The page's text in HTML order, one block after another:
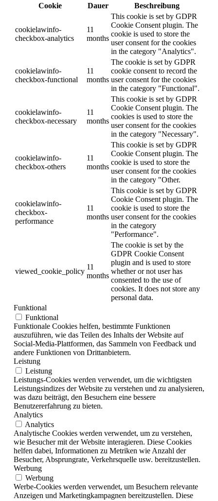
Cookie
Dauer Beschreibung
cookielawinfo-
checkbox-analytics
11
months
This cookie is set by GDPR
Cookie Consent plugin. The
cookie is used to store the
user consent for the cookies
in the category "Analytics".
cookielawinfo-
checkbox-functional
11
months
The cookie is set by GDPR
cookie consent to record the
user consent for the cookies
in the category "Functional".
cookielawinfo-
checkbox-necessary
11
months
This cookie is set by GDPR
Cookie Consent plugin. The
cookies is used to store the
user consent for the cookies
in the category "Necessary".
cookielawinfo-
checkbox-others
11
months
This cookie is set by GDPR
Cookie Consent plugin. The
cookie is used to store the
user consent for the cookies
in the category "Other.
cookielawinfo-
checkbox-
performance
11
months
This cookie is set by GDPR
Cookie Consent plugin. The
cookie is used to store the
user consent for the cookies
in the category
"Performance".
viewed_cookie_policy
11
months
The cookie is set by the
GDPR Cookie Consent
plugin and is used to store
whether or not user has
consented to the use of
cookies. It does not store any
personal data.
Funktional
Funktional
Funktionale Cookies helfen, bestimmte Funktionen
auszuführen, wie das Teilen des Inhalts der Website auf
Social-Media-Plattformen, das Sammeln von Feedback und
andere Funktionen von Drittanbietern.
Leistung
Leistung
Leistungs-Cookies werden verwendet, um die wichtigsten
Leistungsindizes der Website zu verstehen und zu analysieren,
was dazu beiträgt, den Besuchern eine bessere
Benutzererfahrung zu bieten.
Analytics
Analytics
Analytische Cookies werden verwendet, um zu verstehen,
wie Besucher mit der Website interagieren. Diese Cookies
helfen dabei, Informationen zu Metriken wie Anzahl der
Besucher, Absprungrate, Verkehrsquelle usw. bereitzustellen.
Werbung
Werbung
Werbe-Cookies werden verwendet, um Besuchern relevante
Anzeigen und Marketingkampagnen bereitzustellen. Diese